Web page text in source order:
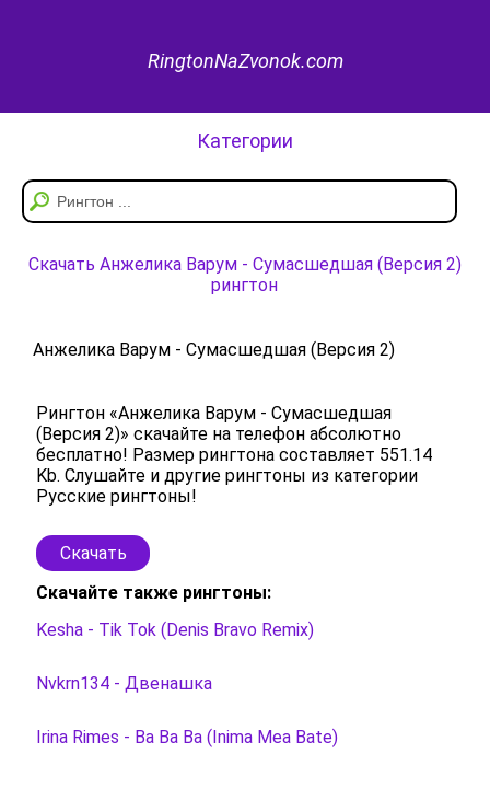
RingtonNaZvonok.com
Категории
Скачать Анжелика Варум - Сумасшедшая (Версия 2)
рингтон
Анжелика Варум - Сумасшедшая (Версия 2)
Рингтон «Анжелика Варум - Сумасшедшая
(Версия 2)» скачайте на телефон абсолютно
бесплатно! Размер рингтона составляет 551.14
Kb. Слушайте и другие рингтоны из категории
Русские рингтоны!
Скачать
Скачайте также рингтоны:
Kesha - Tik Tok (Denis Bravo Remix)
Nvkrn134 - Двенашка
Irina Rimes - Ba Ba Ba (Inima Mea Bate)